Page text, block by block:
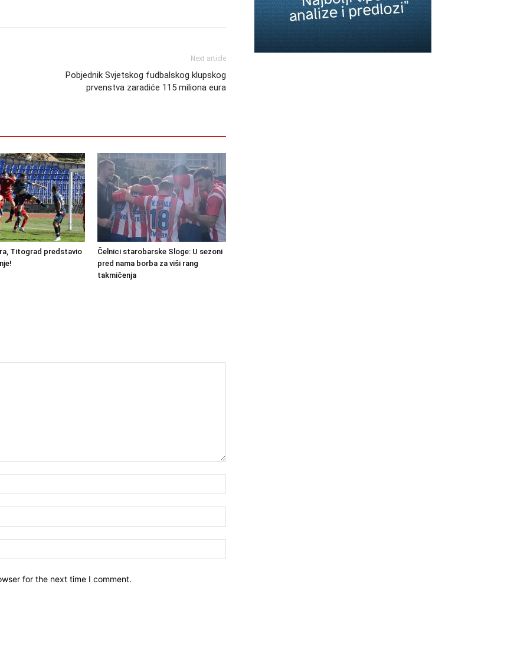
Next article
Pobjednik Svjetskog fudbalskog klupskog
prvenstva zaradiće 115 miliona eura
Titograd predstavio
Čelnici starobarske Sloge: U sezoni
pred nama borba za viši rang
takmičenja
for the next time I comment.